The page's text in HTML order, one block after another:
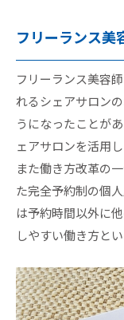
フリーランス美
フリーランス美容
れるシェアサロン
うになったことが
ェアサロンを活用
また働き方改革の
た完全予約制の個
は予約時間以外に
しやすい働き方とい